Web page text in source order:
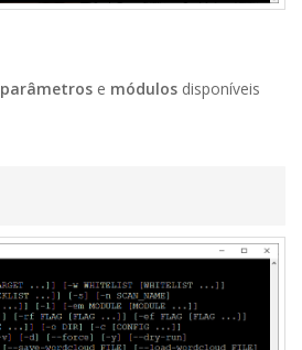
parâmetros e módulos disponíveis